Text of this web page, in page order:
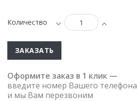
Количество
ЗАКАЗАТЬ
Оформите заказ в 1 клик —
введите номер Вашего телефона
и мы Вам перезвоним